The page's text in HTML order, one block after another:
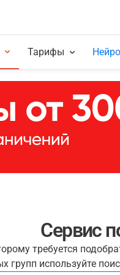
Тарифы
Сервис
требуется
групп используйте